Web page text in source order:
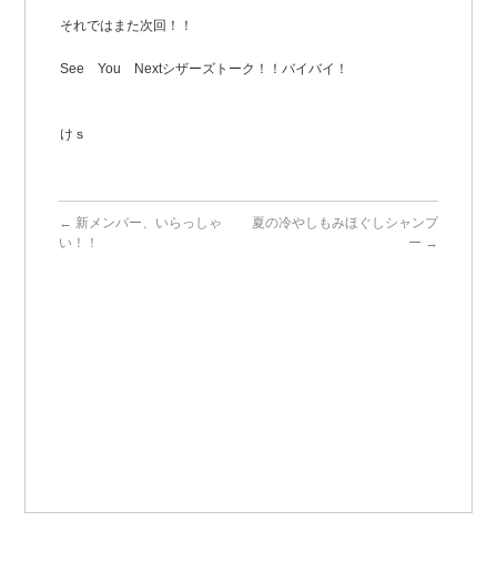
それではまた次回！！
See You Nextシザーズトーク！！バイバイ！
けｓ
← 新メンバー、いらっしゃ
い！！
夏の冷やしもみほぐしシャンプ
ー →